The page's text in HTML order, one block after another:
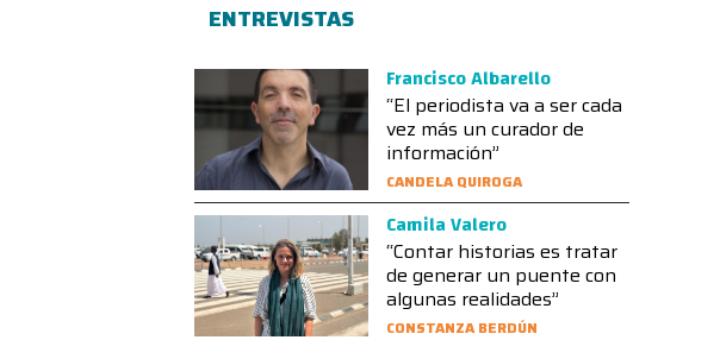
ENTREVISTAS
Francisco Albarello
“El periodista va a ser cada
vez más un curador de
información”
CANDELA QUIROGA
Camila Valero
“Contar historias es tratar
de generar un puente con
algunas realidades”
CONSTANZA BERDÚN